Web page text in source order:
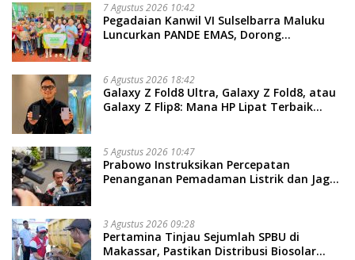
7 Agustus 2026 10:42
Pegadaian Kanwil VI Sulselbarra Maluku
Luncurkan PANDE EMAS, Dorong
6 Agustus 2026 18:42
Galaxy Z Fold8 Ultra, Galaxy Z Fold8, atau
Galaxy Z Flip8: Mana HP Lipat Terbaik
5 Agustus 2026 10:47
Prabowo Instruksikan Percepatan
Penanganan Pemadaman Listrik dan Jaga
3 Agustus 2026 09:28
Pertamina Tinjau Sejumlah SPBU di
Makassar, Pastikan Distribusi Biosolar